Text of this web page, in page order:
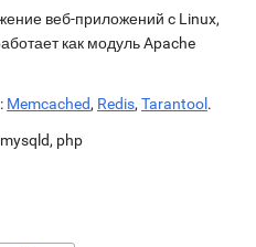
веб-приложений c Linux,
как модуль Apache
Memcached, Redis, Tarantool .
mysqld, php